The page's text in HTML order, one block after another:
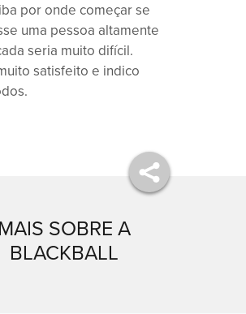
por onde começar se
uma pessoa altamente
seria muito difícil.
satisfeito e indico
MAIS SOBRE A
BLACKBALL